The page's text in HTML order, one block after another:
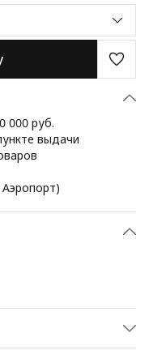
000 руб.
выдачи